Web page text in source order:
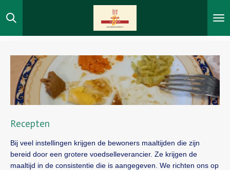
direct
hoofdinhoud
Recepten
Bij veel instellingen krijgen de bewoners maaltijden die zijn
bereid door een grotere voedselleverancier. Ze krijgen de
maaltijd in de consistentie die is aangegeven. We richten ons op